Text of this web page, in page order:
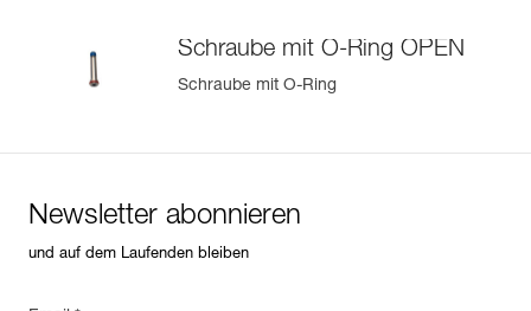
Schraube mit O-Ring OPEN
Schraube mit O-Ring
Newsletter abonnieren
und auf dem Laufenden bleiben